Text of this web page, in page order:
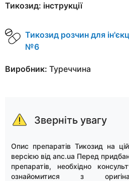
1
10
Тикозид: інструкції
Тикозид розчин для
№6
Виробник: Туреччина
Зверніть увагу
Опис препаратів Тикозид на
версією від anc.ua Перед
препаратів, необхідно
ознайомитися з